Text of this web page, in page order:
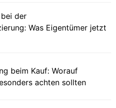
der
Was Eigentümer jetzt
beim Kauf: Worauf
achten sollten